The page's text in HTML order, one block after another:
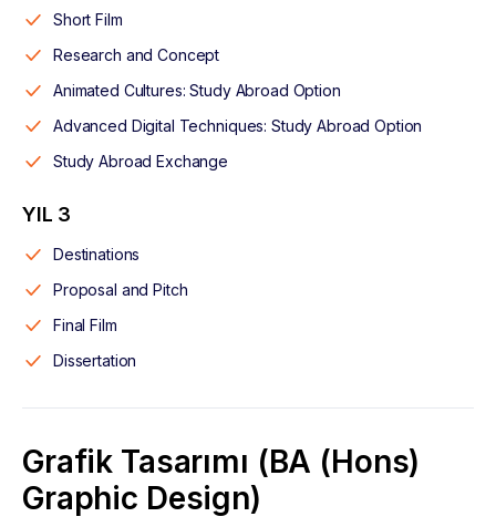
Short Film
Research and Concept
Animated Cultures: Study Abroad Option
Advanced Digital Techniques: Study Abroad Option
Study Abroad Exchange
YIL 3
Destinations
Proposal and Pitch
Final Film
Dissertation
Grafik Tasarımı (BA (Hons)
Graphic Design)